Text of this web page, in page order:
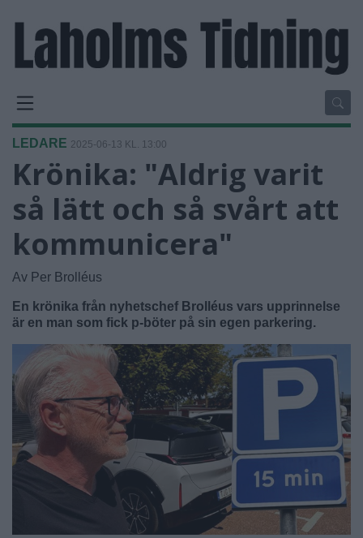
LEDARE 2025-06-13 KL. 13:00
Krönika: "Aldrig varit
så lätt och så svårt att
kommunicera"
Av Per Brolléus
En krönika från nyhetschef Brolléus vars upprinnelse
är en man som fick p-böter på sin egen parkering.